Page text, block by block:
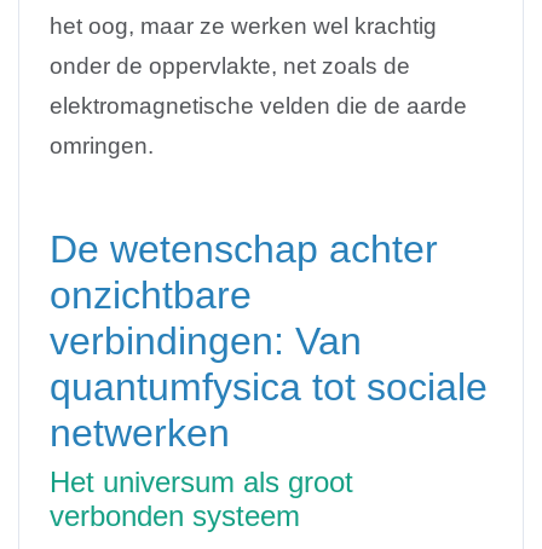
het oog, maar ze werken wel krachtig
onder de oppervlakte, net zoals de
elektromagnetische velden die de aarde
omringen.
De wetenschap achter
onzichtbare
verbindingen: Van
quantumfysica tot sociale
netwerken
Het universum als groot
verbonden systeem